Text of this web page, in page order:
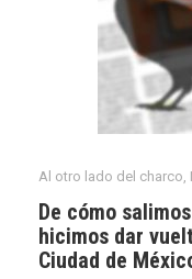
Al otro lado del charco,
De cómo
hicimos dar
Ciudad de